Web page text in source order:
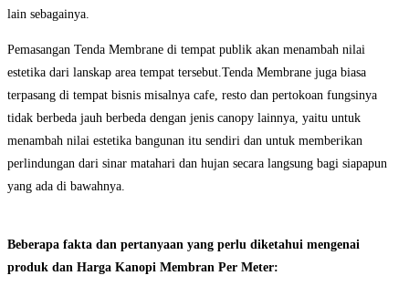
lain sebagainya.
Pemasangan Tenda Membrane di tempat publik akan menambah nilai
estetika dari lanskap area tempat tersebut.Tenda Membrane juga biasa
terpasang di tempat bisnis misalnya cafe, resto dan pertokoan fungsinya
tidak berbeda jauh berbeda dengan jenis canopy lainnya, yaitu untuk
menambah nilai estetika bangunan itu sendiri dan untuk memberikan
perlindungan dari sinar matahari dan hujan secara langsung bagi siapapun
yang ada di bawahnya.
Beberapa fakta dan pertanyaan yang perlu diketahui mengenai
produk dan Harga Kanopi Membran Per Meter: